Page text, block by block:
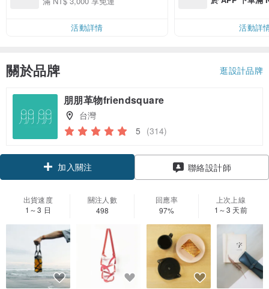
活動詳情
活動詳
關於品牌 逛設計品牌
朋朋革物friendsquare
台灣
5 (314)
加入關注 聯絡設計師
出貨速度
1～3 日
關注人數
498
回應率
97%
上次上線
1～3 天前